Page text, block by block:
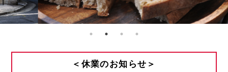
＜休業のお知らせ＞